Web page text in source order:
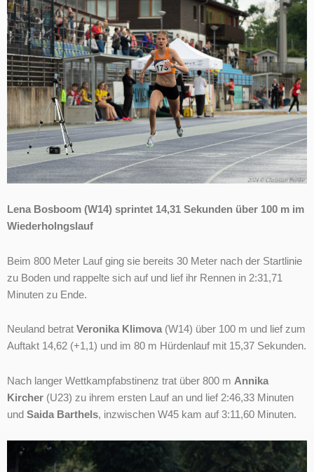
Lena Bosboom (W14) sprintet 14,31 Sekunden über 100 m im
Wiederholngslauf
Beim 800 Meter Lauf ging sie bereits 30 Meter nach der Startlinie
zu Boden und rappelte sich auf und lief ihr Rennen in 2:31,71
Minuten zu Ende.
Neuland betrat Veronika Klimova(W14) über 100 m und lief zum
Auftakt 14,62 (+1,1) und im 80 m Hürdenlauf mit 15,37 Sekunden.
Nach langer Wettkampfabstinenz trat über 800 m Annika
Kircher (U23) zu ihrem ersten Lauf an und lief 2:46,33 Minuten
und Saida Barthels, inzwischen W45 kam auf 3:11,60 Minuten.